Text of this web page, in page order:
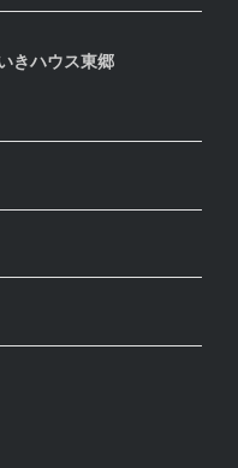
きハウス東郷